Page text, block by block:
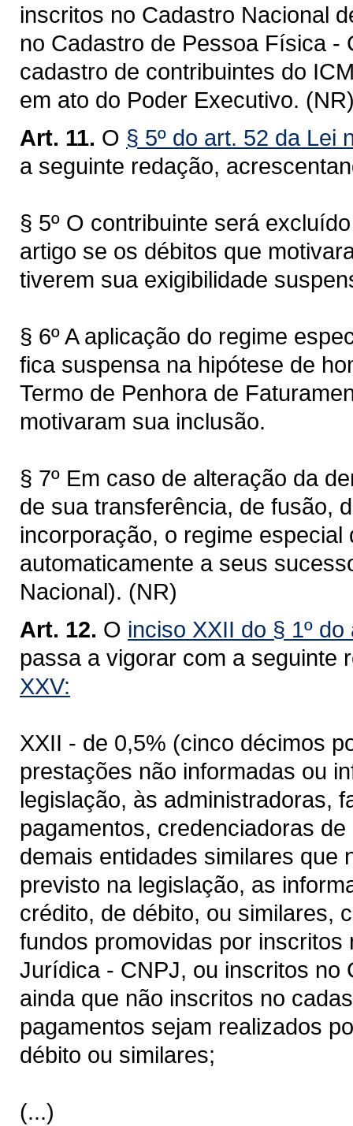
inscritos no Cadastro Nacional
no Cadastro de Pessoa Física -
cadastro de contribuintes do
em ato do Poder Executivo.
Art. 11. O § 5º do art. 52 da Lei
a seguinte redação,
§ 5º O contribuinte será
artigo se os débitos que
tiverem sua exigibilidade
§ 6º A aplicação do regime
fica suspensa na hipótese de
Termo de Penhora de
motivaram sua inclusão.
§ 7º Em caso de alteração da
de sua transferência, de fusão,
incorporação, o regime
automaticamente a seus
Nacional). (NR)
Art. 12. O inciso XXII do § 1º
passa a vigorar com a seguinte
XXV:
XXII - de 0,5% (cinco décimos
prestações não informadas ou
legislação, às administradoras,
pagamentos, credenciadoras
demais entidades similares que
previsto na legislação, as
crédito, de débito, ou similares,
fundos promovidas por
Jurídica - CNPJ, ou inscritos no
ainda que não inscritos no
pagamentos sejam realizados
débito ou similares;
(...)